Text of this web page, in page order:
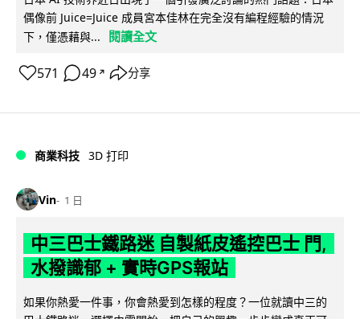
偶像前 Juice=Juice 成員宮本佳林在完全沒有編程經驗的情況
下，僅憑藉與...
閱讀全文
571 49 ↗ 分享
商業科技 3D 打印
Vin 1 日
中三巴士鐵路迷 自製紙皮遙控巴士 門,
水撥識郁 + 實時GPS報站
如果你熱愛一件事，你會熱愛到怎樣的程度？一位就讀中三的